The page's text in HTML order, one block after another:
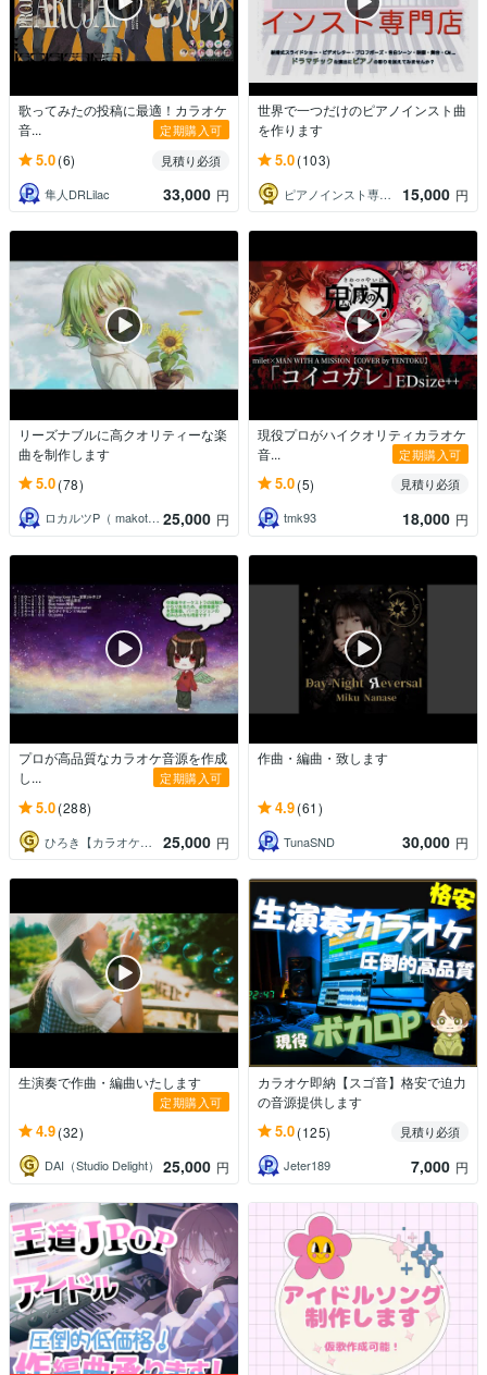
歌ってみたの投稿に最適！カラオケ
音...
定期購入可
5.0(6)
見積り必須
隼人DRLilac
33,000 円
世界で一つだけのピアノインスト曲
を作ります
5.0(103)
ピアノインスト専門店 15,000 円
リーズナブルに高クオリティーな楽
曲を制作します
5.0(78)
ロカルツP（ makoto） 25,000 円
現役プロがハイクオリティカラオケ
音...
定期購入可
5.0(5)
見積り必須
tmk93
18,000 円
プロが高品質なカラオケ音源を作成
し...
定期購入可
5.0(288)
ひろき【カラオケ音源作成】 25,000 円
作曲・編曲・致します
4.9(61)
TunaSND 30,000 円
生演奏で作曲・編曲いたします
定期購入可
4.9(32)
DAI（Studio Delight） 25,000 円
カラオケ即納【スゴ音】格安で迫力
の音源提供します
5.0(125)
見積り必須
Jeter189
7,000 円